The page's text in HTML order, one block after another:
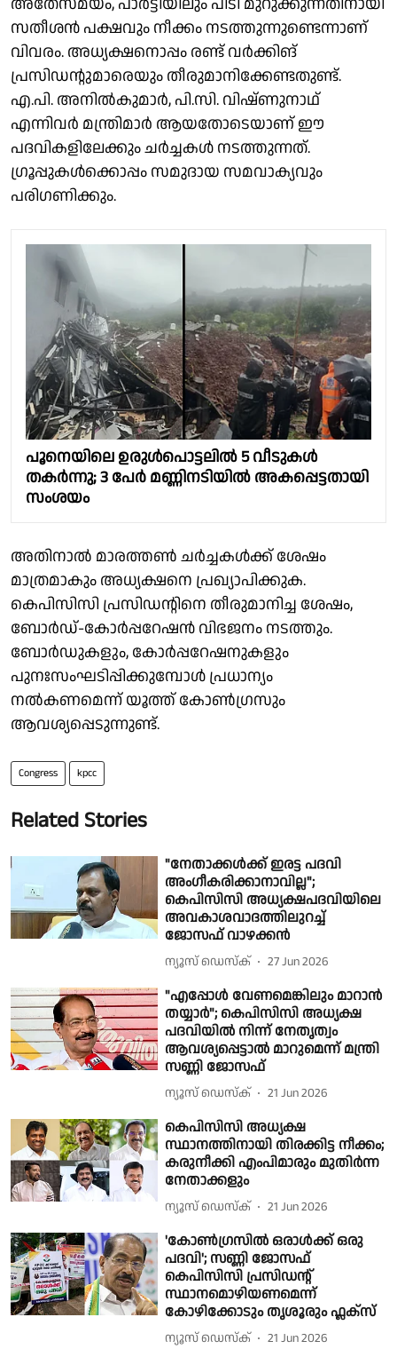
സതീശൻ പക്ഷവും നീക്കം നടത്തുന്നുണ്ടെന്നാണ്
വിവരം. അധ്യക്ഷനൊപ്പം രണ്ട് വർക്കിങ്
പ്രസിഡൻ്റുമാരെയും തീരുമാനിക്കേണ്ടതുണ്ട്.
എ.പി. അനിൽകുമാർ, പി.സി. വിഷ്ണുനാഥ്
എന്നിവർ മന്ത്രിമാർ ആയതോടെയാണ് ഈ
പദവികളിലേക്കും ചർച്ചകൾ നടത്തുന്നത്.
ഗ്രൂപ്പുകൾക്കൊപ്പം സമുദായ സമവാക്യവും
പരിഗണിക്കും.
പൂനെയിലെ ഉരുള്‍പൊട്ടലില്‍ 5 വീടുകള്‍
തകര്‍ന്നു; 3 പേര്‍ മണ്ണിനടിയില്‍ അകപ്പെട്ടതായി
സംശയം
അതിനാൽ മാരത്തൺ ചർച്ചകൾക്ക് ശേഷം
മാത്രമാകും അധ്യക്ഷനെ പ്രഖ്യാപിക്കുക.
കെപിസിസി പ്രസിഡൻ്റിനെ തീരുമാനിച്ച ശേഷം,
ബോർഡ്-കോർപ്പറേഷൻ വിഭജനം നടത്തും.
ബോർഡുകളും, കോർപ്പറേഷനുകളും
പുനഃസംഘടിപ്പിക്കുമ്പോൾ പ്രധാന്യം
നൽകണമെന്ന് യൂത്ത് കോൺഗ്രസും
ആവശ്യപ്പെടുന്നുണ്ട്.
Congress kpcc
Related Stories
"നേതാക്കൾക്ക് ഇരട്ട പദവി
അംഗീകരിക്കാനാവില്ല";
കെപിസിസി അധ്യക്ഷപദവിയിലെ
അവകാശവാദത്തിലുറച്ച്
ജോസഫ് വാഴക്കൻ
ന്യൂസ് ഡെസ്ക് 27 Jun 2026
"എപ്പോൾ വേണമെങ്കിലും മാറാൻ
തയ്യാർ"; കെപിസിസി അധ്യക്ഷ
പദവിയിൽ നിന്ന് നേതൃത്വം
ആവശ്യപ്പെട്ടാൽ മാറുമെന്ന് മന്ത്രി
സണ്ണി ജോസഫ്
ന്യൂസ് ഡെസ്ക് 21 Jun 2026
കെപിസിസി അധ്യക്ഷ
സ്ഥാനത്തിനായി തിരക്കിട്ട നീക്കം;
കരുനീക്കി എംപിമാരും മുതിർന്ന
നേതാക്കളും
ന്യൂസ് ഡെസ്ക് 21 Jun 2026
'കോൺഗ്രസിൽ ഒരാൾക്ക് ഒരു
പദവി'; സണ്ണി ജോസഫ്
കെപിസിസി പ്രസിഡൻ്റ്
സ്ഥാനമൊഴിയണമെന്ന്
കോഴിക്കോടും തൃശൂരും ഫ്ലക്സ്
ന്യൂസ് ഡെസ്ക് 21 Jun 2026